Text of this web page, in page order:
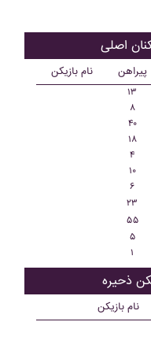
نام بازیکن پیراهن
۱۳
۸
۴۰
۱۸
۴
۱۰
۶
۲۳
۵۵
۵
۱
نام بازیکن